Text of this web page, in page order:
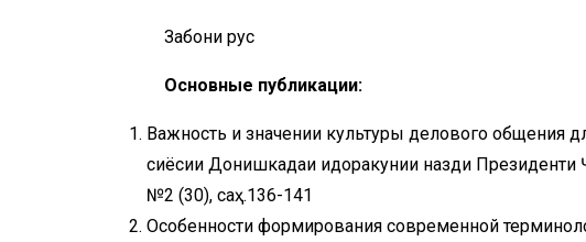
Забони русӣ
Основные публикации:
Важность и значении культуры делового общения
сиёсии Донишкадаи идоракунии назди
№2 (30), саҳ.136-141
Особенности формирования современной